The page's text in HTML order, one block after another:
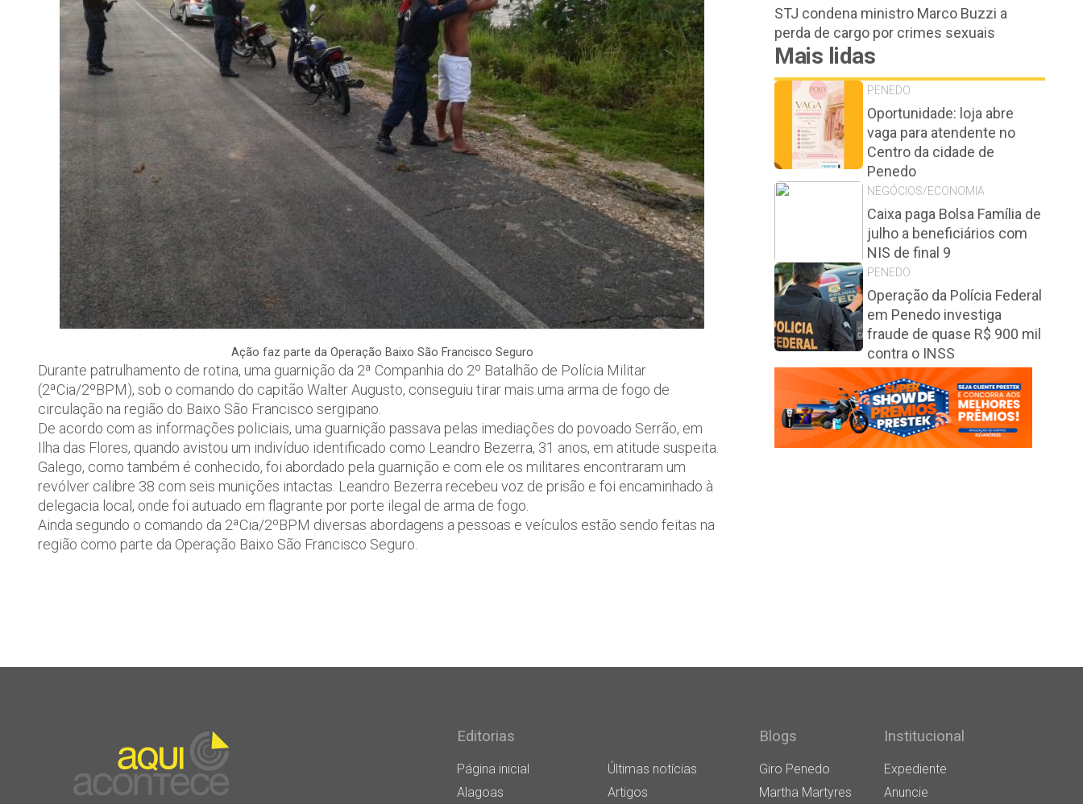
Ação faz parte da Operação Baixo São Francisco Seguro
Durante patrulhamento de rotina, uma guarnição da 2ª Companhia do 2º Batalhão de Polícia Militar
(2ªCia/2ºBPM), sob o comando do capitão Walter Augusto, conseguiu tirar mais uma arma de fogo de
circulação na região do Baixo São Francisco sergipano.
De acordo com as informações policiais, uma guarnição passava pelas imediações do povoado Serrão, em
Ilha das Flores, quando avistou um indivíduo identificado como Leandro Bezerra, 31 anos, em atitude suspeita.
Galego, como também é conhecido, foi abordado pela guarnição e com ele os militares encontraram um
revólver calibre 38 com seis munições intactas. Leandro Bezerra recebeu voz de prisão e foi encaminhado à
delegacia local, onde foi autuado em flagrante por porte ilegal de arma de fogo.
Ainda segundo o comando da 2ªCia/2ºBPM diversas abordagens a pessoas e veículos estão sendo feitas na
região como parte da Operação Baixo São Francisco Seguro.
STJ condena ministro Marco Buzzi a
perda de cargo por crimes sexuais
Mais lidas
PENEDO
Oportunidade: loja abre
vaga para atendente no
Centro da cidade de
Penedo
NEGÓCIOS/ECONOMIA
Caixa paga Bolsa Família de
julho a beneficiários com
NIS de final 9
PENEDO
Operação da Polícia Federal
em Penedo investiga
fraude de quase R$ 900 mil
contra o INSS
Editorias
Página inicial
Últimas notícias
Alagoas
Artigos
Blogs
Giro Penedo
Martha Martyres
Institucional
Expediente
Anuncie